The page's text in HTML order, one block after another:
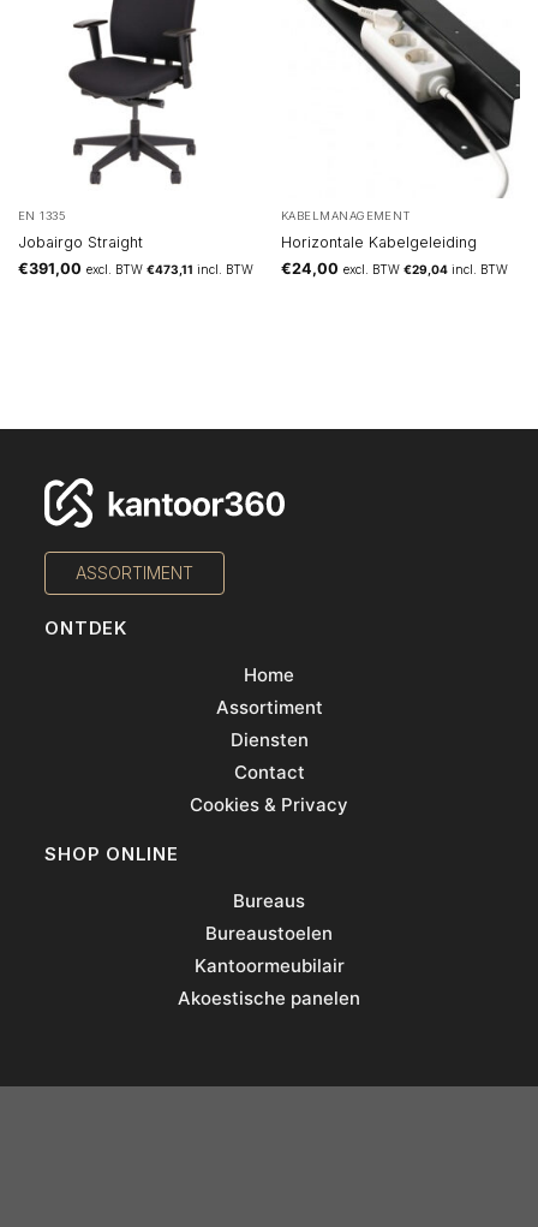
EN 1335
Jobairgo Straight
€391,00 excl. BTW €473,11 incl. BTW
KABELMANAGEMENT
Horizontale Kabelgeleiding
€24,00 excl. BTW €29,04incl. BTW
ASSORTIMENT
ONTDEK
Home
Assortiment
Diensten
Contact
Cookies & Privacy
SHOP ONLINE
Bureaus
Bureaustoelen
Kantoormeubilair
Akoestische panelen